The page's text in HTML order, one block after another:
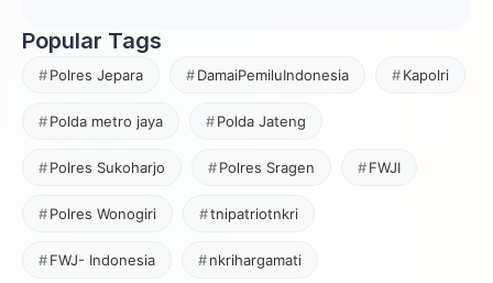
Popular Tags
Polres Jepara DamaiPemiluIndonesia Kapolri
Polda metro jaya Polda Jateng
Polres Sukoharjo Polres Sragen FWJI
Polres Wonogiri tnipatriotnkri
FWJ- Indonesia nkrihargamati